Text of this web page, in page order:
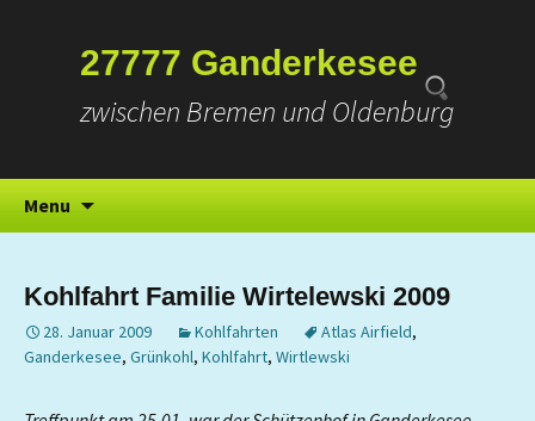
27777 Ganderkesee
zwischen Bremen und Oldenburg
Menu
nach:
Kohlfahrt Familie Wirtelewski 2009
28. Januar 2009 Kohlfahrten Atlas Airfield,
Ganderkesee, Grünkohl, Kohlfahrt, Wirtlewski